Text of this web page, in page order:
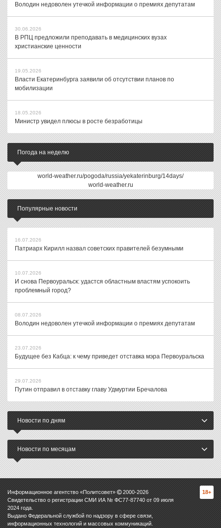
Володин недоволен утечкой информации о премиях депутатам
30.06.2026
В РПЦ предложили преподавать в медицинских вузах
христианские ценности
19.05.2026
Власти Екатеринбурга заявили об отсутствии планов по
мобилизации
18.05.2026
Министр увидел плюсы в росте безработицы
Погода на неделю
world-weather.ru/pogoda/russia/yekaterinburg/14days/
world-weather.ru
Популярные новости
16.07.2026
Патриарх Кирилл назвал советских правителей безумными
10.07.2026
И снова Первоуральск: удастся областным властям успокоить
проблемный город?
08.07.2026
Володин недоволен утечкой информации о премиях депутатам
23.07.2026
Будущее без Кабца: к чему приведет отставка мэра Первоуральска
29.07.2026
Путин отправил в отставку главу Удмуртии Бречалова
Новости по дням
Новости по месяцам
Информационное агентство «Политсовет» 2000-2026
Свидетельство о регистрации СМИ ИА № ФС77-87740 от 09 июля
2024 года.
Выдано Федеральной службой по надзору в сфере связи,
информационных технологий и массовых коммуникаций.
18+